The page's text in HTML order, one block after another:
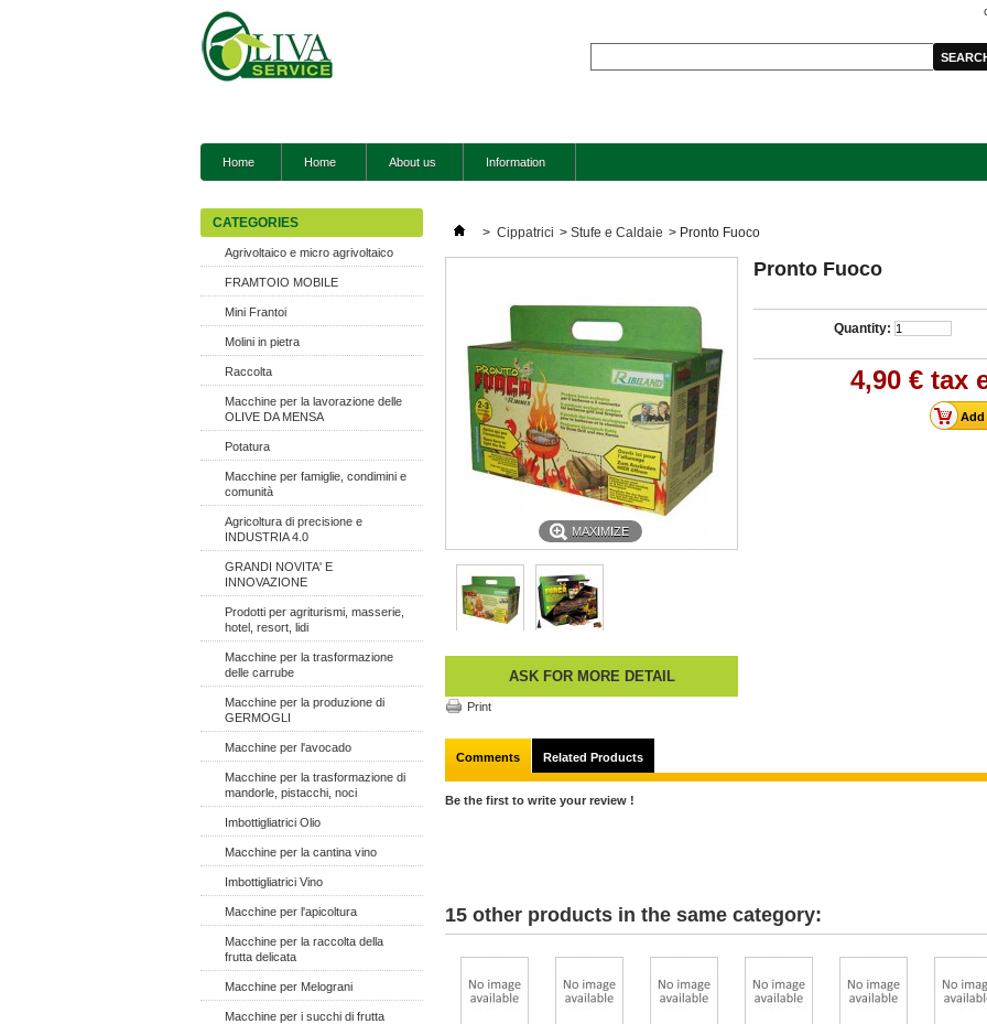
Home Home About us Information
CATEGORIES
Agrivoltaico e micro agrivoltaico
FRAMTOIO MOBILE
Mini Frantoi
Molini in pietra
Raccolta
Macchine per la lavorazione delle
OLIVE DA MENSA
Potatura
Macchine per famiglie, condimini e
comunità
Agricoltura di precisione e
INDUSTRIA 4.0
GRANDI NOVITA' E
INNOVAZIONE
Prodotti per agriturismi, masserie,
hotel, resort, lidi
Macchine per la trasformazione
delle carrube
Macchine per la produzione di
GERMOGLI
Macchine per l'avocado
Macchine per la trasformazione di
mandorle, pistacchi, noci
Imbottigliatrici Olio
Macchine per la cantina vino
Imbottigliatrici Vino
Macchine per l'apicoltura
Macchine per la raccolta della
frutta delicata
Macchine per Melograni
Macchine per i succhi di frutta
> Cippatrici > Stufe e Caldaie > Pronto Fuoco
MAXIMIZE
ASK FOR MORE DETAIL
Print
Pronto Fuoco
Quantity:
4,90 € tax
Comments Related Products
Be the first to write your review !
15 other products in the same category: